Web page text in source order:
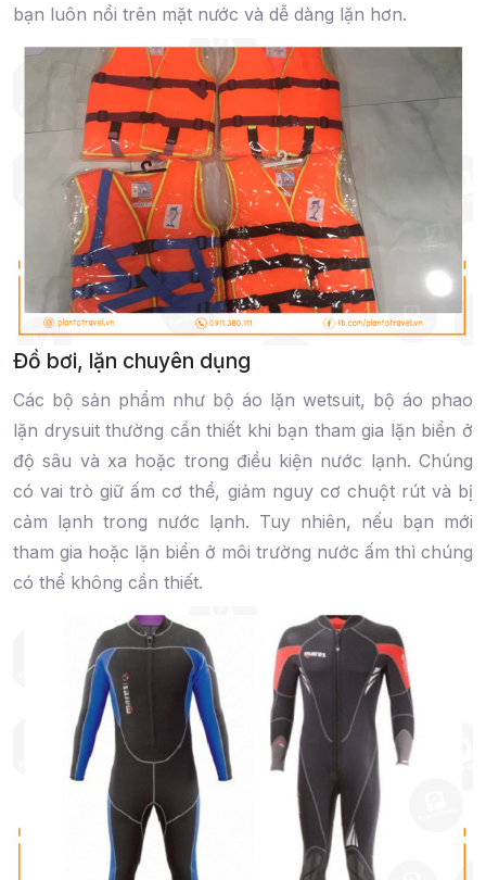
bạn luôn nổi trên mặt nước và dễ dàng lặn hơn.
Đồ bơi, lặn chuyên dụng
Các bộ sản phẩm như bộ áo lặn wetsuit, bộ áo phao
lặn drysuit thường cần thiết khi bạn tham gia lặn biển ở
độ sâu và xa hoặc trong điều kiện nước lạnh. Chúng
có vai trò giữ ấm cơ thể, giảm nguy cơ chuột rút và bị
cảm lạnh trong nước lạnh. Tuy nhiên, nếu bạn mới
tham gia hoặc lặn biển ở môi trường nước ấm thì chúng
có thể không cần thiết.